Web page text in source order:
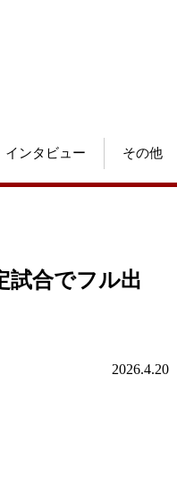
インタビュー その他
試合でフル出
2026.4.20